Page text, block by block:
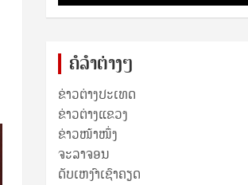
ຄໍລຳຕ່າງໆ
ຂ່າວຕ່າງປະເທດ
ຂ່າວ​ຕ່າງ​ແຂວງ
ຂ່າວໜ້າໜຶ່ງ
ຈະລາຈອນ
ດັບເຫງົາເຊົາຄຽດ